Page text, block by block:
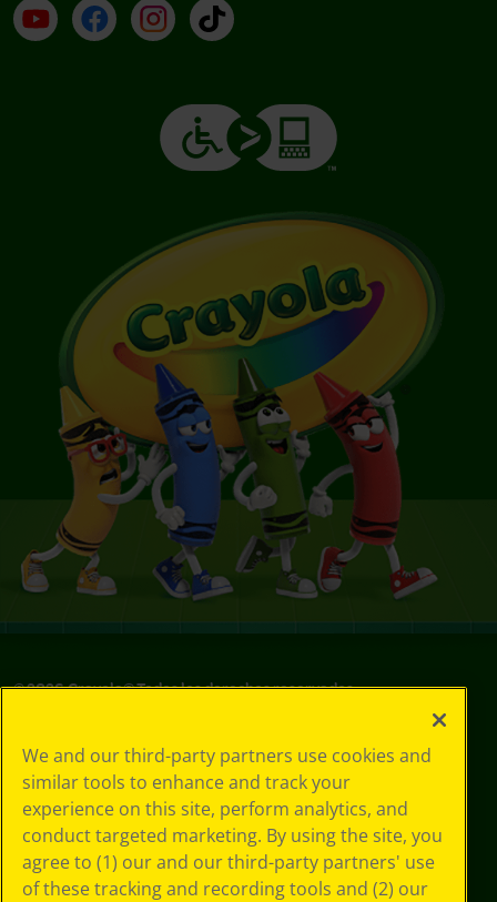
YouTube (en inglés)
Facebook (en inglés)
Instagram (en inglés)
TikTok
©2026Crayola® Todos los derechos reservados.
de privacidad
Política de
privacidad
Términos de SMS
GDPR
Aviso de
We and our third-party partners use cookies and
similar tools to enhance and track your
experience on this site, perform analytics, and
conduct targeted marketing. By using the site, you
agree to (1) our and our third-party partners' use
of these tracking and recording tools and (2) our